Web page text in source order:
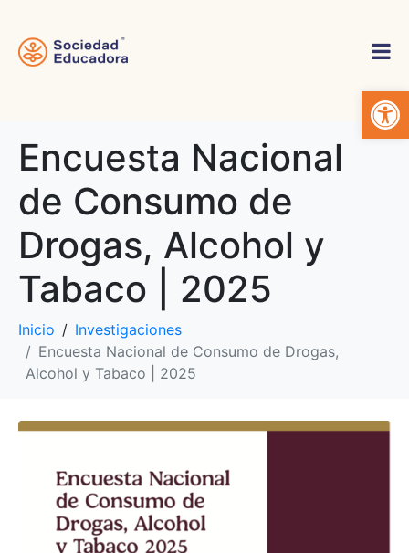
Abrir
Encuesta Nacional
de Consumo de
Drogas, Alcohol y
Tabaco | 2025
Inicio
Investigaciones
Encuesta Nacional de Consumo de Drogas,
Alcohol y Tabaco | 2025